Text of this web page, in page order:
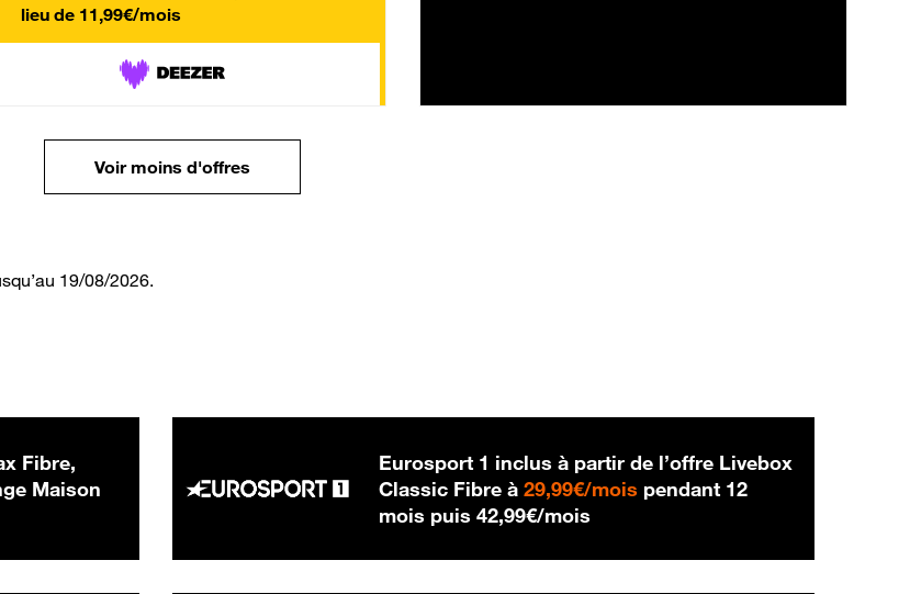
lieu de 11,99€/mois
Voir moins d'offres
19/08/2026.
Fibre,
Maison
Eurosport 1 inclus à partir de l’offre Livebox
Classic Fibre à29,99€/mois 29,99 € par mois
pendant 12
mois puis42,99€/mois